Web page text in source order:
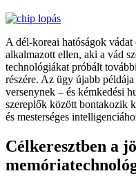
A dél-koreai hatóságok
alkalmazott ellen, aki a vád
technológiákat próbált
részére. Az ügy újabb
versenynek – és kémkedési
szereplők között bontakozik
és mesterséges
Célkeresztben a